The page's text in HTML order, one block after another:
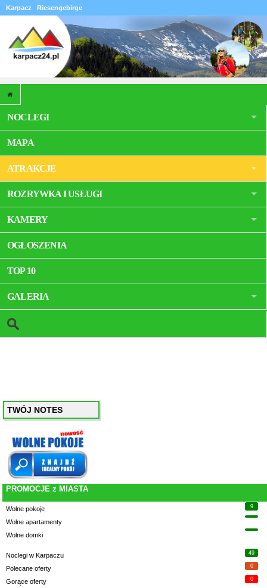
Karpacz Riesengebirge
NOCLEGI
MAPA
ATRAKCJE
ROZRYWKA I USŁUGI
KAMERY
OGŁOSZENIA
TOP 10
GALERIA
TWÓJ NOTES
PROMOCJE z MIASTA
Wolne pokoje 9
Wolne apartamenty
Wolne domki
Noclegi w Karpaczu 49
Polecane oferty 0
Gorące oferty 0